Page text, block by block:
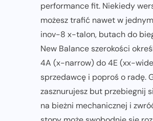
performance fit. Niekiedy
możesz trafić nawet w
inov-8 x-talon, butach do
New Balance szerokości
4A (x-narrow) do 4E (xx-
sprzedawcę i poproś o radę.
zasznurujesz but przebiegnij
na bieżni mechanicznej i